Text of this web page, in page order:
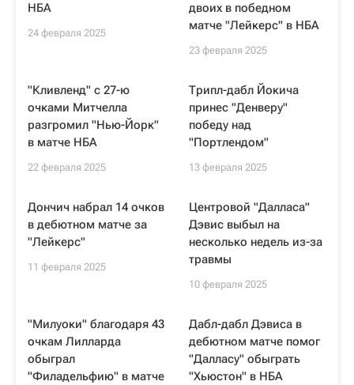
НБА
24 февраля 2025
двоих в победном
матче "Лейкерс" в НБА
23 февраля 2025
"Кливленд" с 27-ю
очками Митчелла
разгромил "Нью-Йорк"
в матче НБА
22 февраля 2025
Трипл-дабл Йокича
принес "Денверу"
победу над
"Портлендом"
13 февраля 2025
Дончич набрал 14 очков
в дебютном матче за
"Лейкерс"
11 февраля 2025
Центровой "Далласа"
Дэвис выбыл на
несколько недель из-за
травмы
10 февраля 2025
"Милуоки" благодаря 43
очкам Лилларда
обыграл
"Филадельфию" в матче
Дабл-дабл Дэвиса в
дебютном матче помог
"Далласу" обыграть
"Хьюстон" в НБА